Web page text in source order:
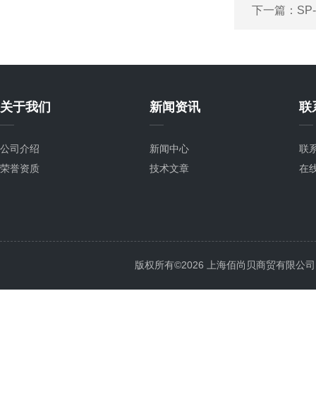
下一篇：
关于我们
公司介绍
荣誉资质
新闻资讯
新闻中心
技术文章
联
联
在
版权所有©2026 上海佰尚贝商贸有限公